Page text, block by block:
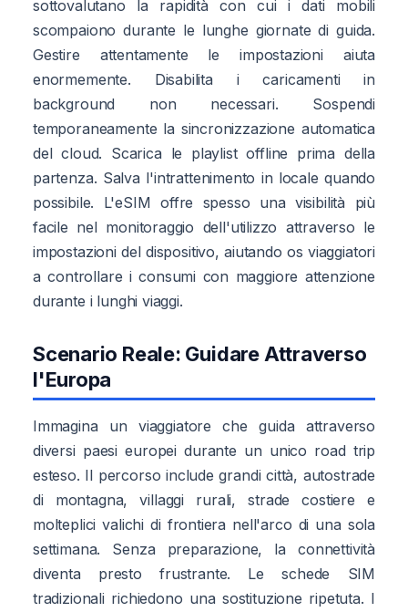
sottovalutano la rapidità con cui i dati mobili
scompaiono durante le lunghe giornate di guida.
Gestire attentamente le impostazioni aiuta
enormemente. Disabilita i caricamenti in
background non necessari. Sospendi
temporaneamente la sincronizzazione automatica
del cloud. Scarica le playlist offline prima della
partenza. Salva l'intrattenimento in locale quando
possibile. L'eSIM offre spesso una visibilità più
facile nel monitoraggio dell'utilizzo attraverso le
impostazioni del dispositivo, aiutando os viaggiatori
a controllare i consumi con maggiore attenzione
durante i lunghi viaggi.
Scenario Reale: Guidare Attraverso
l'Europa
Immagina un viaggiatore che guida attraverso
diversi paesi europei durante un unico road trip
esteso. Il percorso include grandi città, autostrade
di montagna, villaggi rurali, strade costiere e
molteplici valichi di frontiera nell'arco di una sola
settimana. Senza preparazione, la connettività
diventa presto frustrante. Le schede SIM
tradizionali richiedono una sostituzione ripetuta. I